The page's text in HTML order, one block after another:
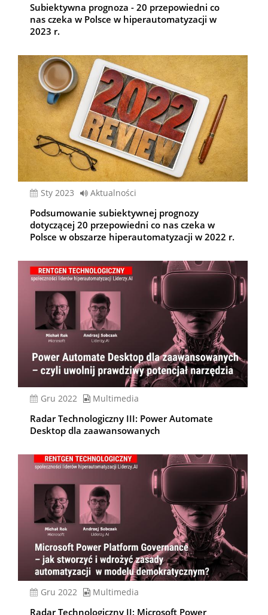
Subiektywna prognoza - 20 przepowiedni co
nas czeka w Polsce w hiperautomatyzacji w
2023 r.
sty 2023 Aktualności
Podsumowanie subiektywnej prognozy
dotyczącej 20 przepowiedni co nas czeka w
Polsce w obszarze hiperautomatyzacji w 2022 r.
gru 2022 Multimedia
Radar Technologiczny III: Power Automate
Desktop dla zaawansowanych
gru 2022 Multimedia
Radar Technologiczny II: Microsoft Power